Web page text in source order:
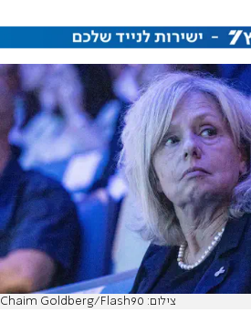
צילום: Chaim Goldberg/Flash90